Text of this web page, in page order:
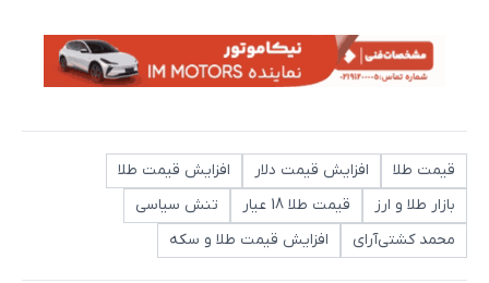
قیمت طلا افزایش قیمت دلار
افزایش قیمت طلا
بازار طلا و ارز
قیمت طلا 18 عیار
تنش سیاسی
محمد کشتی‌آرای
افزایش قیمت طلا و سکه